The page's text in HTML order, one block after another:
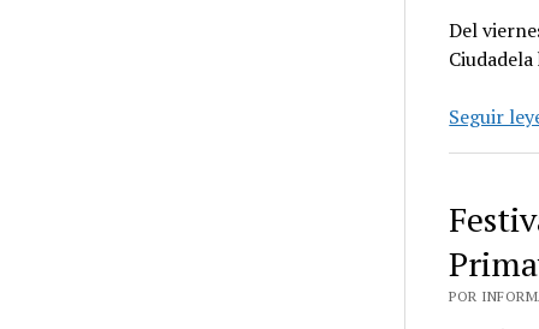
Del
Seguir
POR